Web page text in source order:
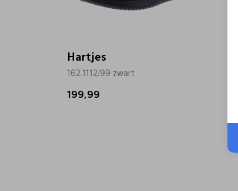
Hartjes
162.1112/99 zwart
199,99